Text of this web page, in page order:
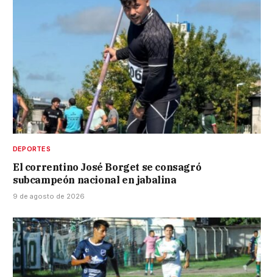
DEPORTES
El correntino José Borget se consagró
subcampeón nacional en jabalina
9 de agosto de 2026